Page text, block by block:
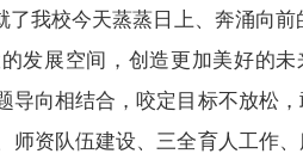
了我校今天蒸蒸日上、奔涌向
发展空间，创造更加美好的
导向相结合，咬定目标不放松
师资队伍建设、三全育人工作